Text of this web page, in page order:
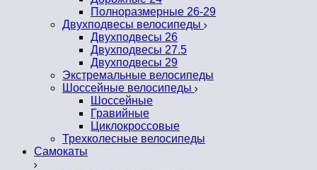
Полноразмерные 26-29
Двухподвесы велосипеды
Двухподвесы 26
Двухподвесы 27.5
Двухподвесы 29
Экстремальные велосипеды
Шоссейные велосипеды
Шоссейные
Гравийные
Циклокроссовые
Трехколесные велосипеды
Самокаты